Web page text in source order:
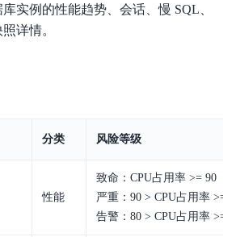
实例的性能趋势、会话、慢 SQL、
详情。
分类 风险等级
性能
致命：CPU占用率 >= 90
严重：90 > CPU占用率 >=
告警：80 > CPU占用率 >=